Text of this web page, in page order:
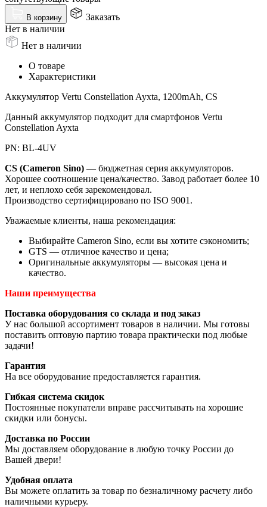
В корзину
Заказать
Нет в наличии
Нет в наличии
О товаре
Характеристики
Аккумулятор Vertu Constellation Ayxta, 1200mAh, CS
Данный аккумулятор подходит для смартфонов Vertu
Constellation Ayxta
PN: BL-4UV
CS (Cameron Sino) — бюджетная серия аккумуляторов.
Хорошее соотношение цена/качество. Завод работает более 10
лет, и неплохо себя зарекомендовал.
Производство сертифицировано по ISO 9001.
Уважаемые клиенты, наша рекомендация:
Выбирайте Cameron Sino, если вы хотите сэкономить;
GTS — отличное качество и цена;
Оригинальные аккумуляторы — высокая цена и
качество.
Наши преимущества
Поставка оборудования со склада и под заказ
У нас большой ассортимент товаров в наличии. Мы готовы
поставить оптовую партию товара практически под любые
задачи!
Гарантия
На все оборудование предоставляется гарантия.
Гибкая система скидок
Постоянные покупатели вправе рассчитывать на хорошие
скидки или бонусы.
Доставка по России
Мы доставляем оборудование в любую точку России до
Вашей двери!
Удобная оплата
Вы можете оплатить за товар по безналичному расчету либо
наличными курьеру.